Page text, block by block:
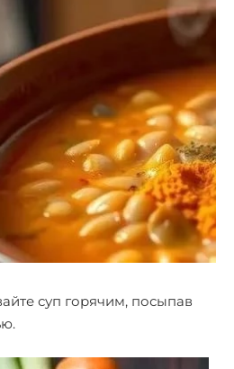
суп горячим, посыпав